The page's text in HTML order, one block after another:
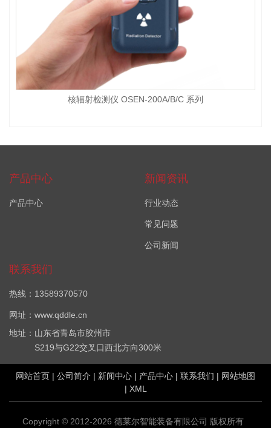
核辐射检测仪 OSEN-200A/B/C 系列
产品中心
产品中心
新闻资讯
行业动态
常见问题
公司新闻
联系我们
热线：13589370570
网址：www.qddle.cn
地址：山东省青岛市胶州市
S219与G22交叉口西北方向300米
网站首页 | 公司简介 | 新闻中心 | 产品中心 | 联系我们 | 网站地图
| XML
Copyright © 2012-2026 德莱尔智能装备有限公司 版权所有